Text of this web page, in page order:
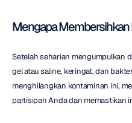
Mengapa Membersihkan
Setelah seharian mengumpulkan
gel atau saline, keringat, dan
menghilangkan kontaminan ini,
partisipan Anda dan memastikan